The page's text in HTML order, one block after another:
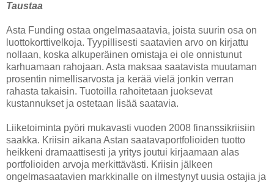
Taustaa
Asta Funding ostaa ongelmasaatavia, joista suurin osa on
luottokorttivelkoja. Tyypillisesti saatavien arvo on kirjattu
nollaan, koska alkuperäinen omistaja ei ole onnistunut
karhuamaan rahojaan. Asta maksaa saatavista muutaman
prosentin nimellisarvosta ja kerää vielä jonkin verran
rahasta takaisin. Tuotoilla rahoitetaan juoksevat
kustannukset ja ostetaan lisää saatavia.
Liiketoiminta pyöri mukavasti vuoden 2008 finanssikriisiin
saakka. Kriisin aikana Astan saatavaportfolioiden tuotto
heikkeni dramaattisesti ja yritys joutui kirjaamaan alas
portfolioiden arvoja merkittävästi. Kriisin jälkeen
ongelmasaatavien markkinalle on ilmestynyt uusia ostajia ja